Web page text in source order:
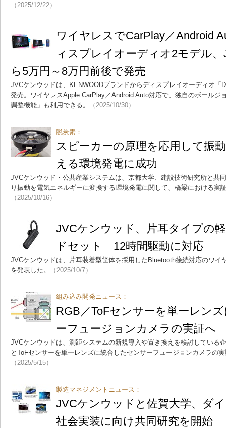
（2025/12/22）
ワイヤレスでCarPlay／Android
ィスプレイオーディオ2モデル
ら5万円～8万円前後で発売
JVCケンウッドは、KENWOODブランドからディスプレイオーディオ「
発売。ワイヤレスApple CarPlay／Android Auto対応で、独自のボールジ
調整機能」も利用できる。
（2025/10/30）
脱炭素：
スピーカーの原理を応用して振
える環境発電に成功
JVCケンウッド・公共産業システムは、京都大学、建設技術研究所と共
り振動を電気エネルギーに変換する環境発電に関して、橋梁における実
（2025/10/16）
JVCケンウッド、片耳タイプの
ドセット 12時間駆動に対応
JVCケンウッドは、片耳装着型筐体を採用したBluetooth接続対応のワイ
を発表した。
（2025/10/7）
組み込み開発ニュース：
RGB／ToFセンサーを単一レン
ーフュージョンカメラの実証へ
JVCケンウッドは、測距システムの新規導入や置き換えを検討している
とToFセンサーを単一レンズに統合したセンサーフュージョンカメラの
（2025/5/15）
製造マネジメントニュース：
JVCケンウッドと佐賀大学、ダ
社会実装に向け共同研究を開始